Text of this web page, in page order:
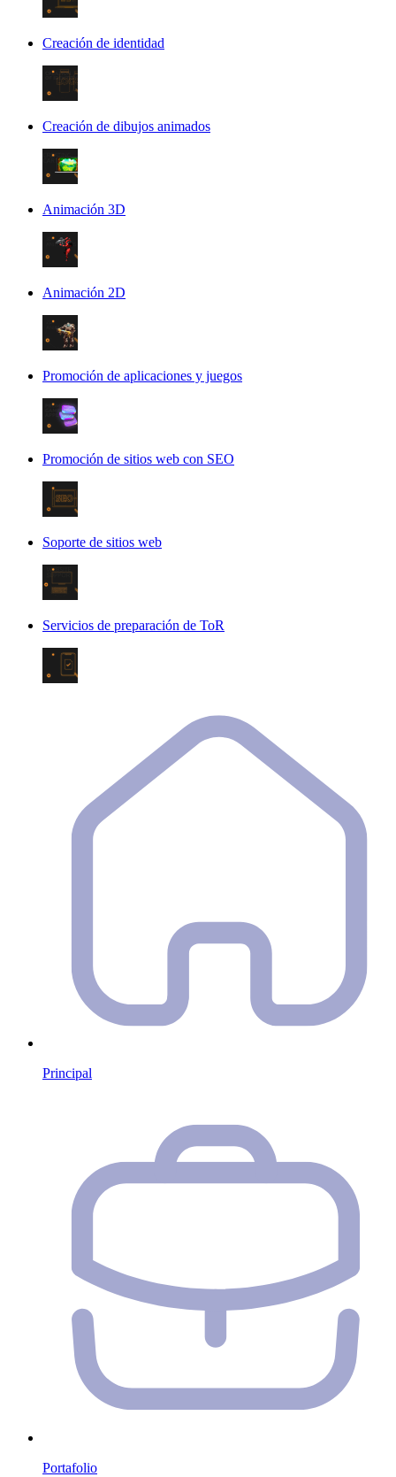
Creación de identidad
Creación de dibujos animados
Animación 3D
Animación 2D
Promoción de aplicaciones y juegos
Promoción de sitios web con SEO
Soporte de sitios web
Servicios de preparación de ToR
Principal
Portafolio